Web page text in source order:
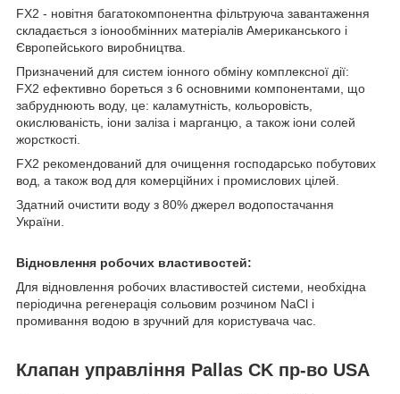
FX2 - новітня багатокомпонентна фільтруюча завантаження
складається з іонообмінних матеріалів Американського і
Європейського виробництва.
Призначений для систем іонного обміну комплексної дії:
FX2 ефективно бореться з 6 основними компонентами, що
забруднюють воду, це: каламутність, кольоровість,
окислюваність, іони заліза і марганцю, а також іони солей
жорсткості.
FX2 рекомендований для очищення господарсько побутових
вод, а також вод для комерційних і промислових цілей.
Здатний очистити воду з 80% джерел водопостачання
України.
Відновлення робочих властивостей:
Для відновлення робочих властивостей системи, необхідна
періодична регенерація сольовим розчином NaCl і
промивання водою в зручний для користувача час.
Клапан управління Pallas CK пр-во USA